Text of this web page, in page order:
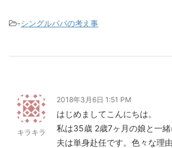
-シングルパパの考え事
キラキラ
2018年3月6日 1:51 PM
はじめましてこんにちは。
私は35歳 2歳7ヶ月の娘と一緒
夫は単身赴任です。色々な理